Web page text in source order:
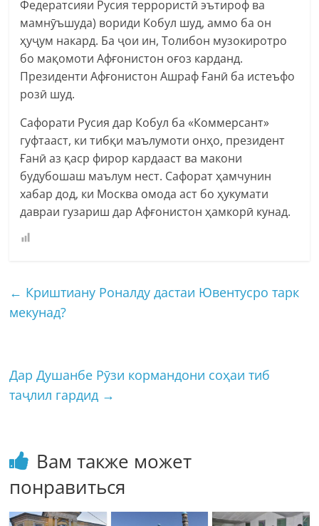
Федератсияи Русия террористӣ эътироф ва
мамнӯъшуда) вориди Кобул шуд, аммо ба он
ҳуҷум накард. Ба ҷои ин, Толибон музокиротро
бо мақомоти Афғонистон оғоз карданд.
Президенти Афғонистон Ашраф Ғанӣ ба истеъфо
розӣ шуд.
Сафорати Русия дар Кобул ба «Коммерсант»
гуфтааст, ки тибқи маълумоти онҳо, президент
Ғанӣ аз қаср фирор кардааст ва макони
будубошаш маълум нест. Сафорат ҳамчунин
хабар дод, ки Москва омода аст бо ҳукумати
давраи гузариш дар Афғонистон ҳамкорӣ кунад.
← Криштиану Роналду дастаи Ювентусро тарк
мекунад?
Дар Душанбе Рӯзи кормандони соҳаи тиб
таҷлил гардид →
Вам также может
понравиться